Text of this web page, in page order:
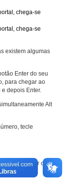
chega-se
chega-se
existem algumas
Enter do seu
para chegar ao
depois Enter.
Alt
tecle
melhor o
nos sites da